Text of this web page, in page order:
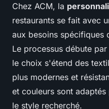
Chez ACM, la
restaurants se fait avec
aux besoins spécifiques
Le processus débute par
le choix s'étend des
plus modernes et
et couleurs sont
le style recherché.